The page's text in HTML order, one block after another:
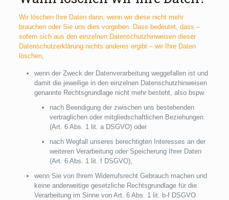
Wir löschen Ihre Daten dann, wenn wir diese nicht mehr
brauchen oder Sie uns dies vorgeben. Dass bedeutet, dass –
sofern sich aus den einzelnen Datenschutzhinweisen dieser
Datenschutzerklärung nichts anderes ergibt – wir Ihre Daten
löschen,
wenn der Zweck der Datenverarbeitung weggefallen ist und
damit die jeweilige in den einzelnen Datenschutzhinweisen
genannte Rechtsgrundlage nicht mehr besteht, also bspw.
nach Beendigung der zwischen uns bestehenden
vertraglichen oder mitgliedschaftlichen Beziehungen
(Art. 6 Abs. 1 lit. a DSGVO) oder
nach Wegfall unseres berechtigten Interesses an der
weiteren Verarbeitung oder Speicherung Ihrer Daten
(Art. 6 Abs. 1 lit. f DSGVO),
wenn Sie von Ihrem Widerrufsrecht Gebrauch machen und
keine anderweitige gesetzliche Rechtsgrundlage für die
Verarbeitung im Sinne von Art. 6 Abs. 1 lit. b-f DSGVO